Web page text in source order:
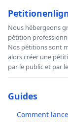
Nous hébergeons
pétition
Nos pétitions sont
alors créer une
par le public et par
Guides
Comment